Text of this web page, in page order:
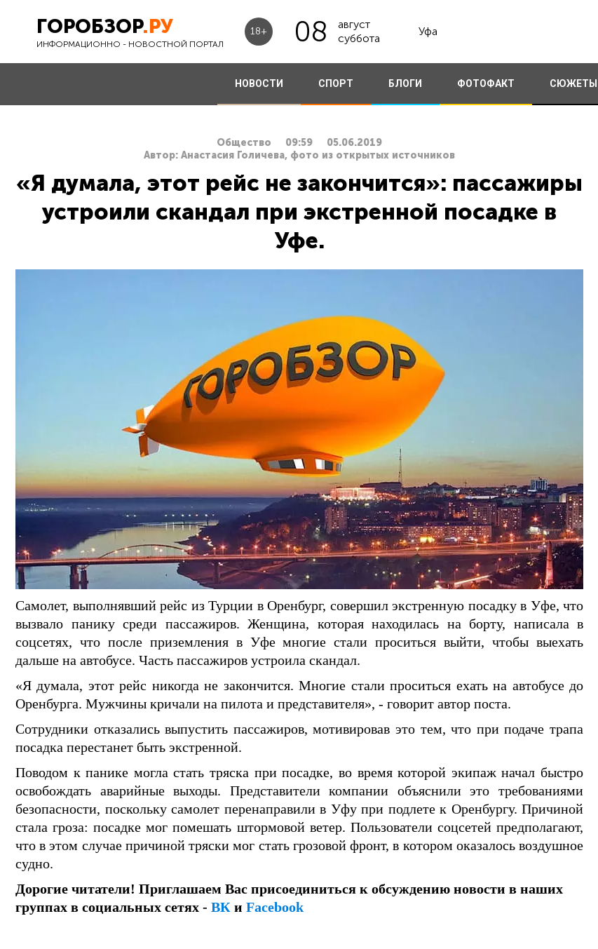
ГОРОБЗОР.РУ
ИНФОРМАЦИОННО - НОВОСТНОЙ ПОРТАЛ
18+ 08
август
суббота
Уфа
НОВОСТИ СПОРТ БЛОГИ ФОТОФАКТ СЮЖЕТЫ
Общество 09:59
05.06.2019
Автор: Анастасия Голичева, фото из открытых источников
«Я думала, этот рейс не закончится»: пассажиры
устроили скандал при экстренной посадке в
Уфе.
Самолет, выполнявший рейс из Турции в Оренбург, совершил экстренную посадку в Уфе, что
вызвало панику среди пассажиров. Женщина, которая находилась на борту, написала в
соцсетях, что после приземления в Уфе многие стали проситься выйти, чтобы выехать
дальше на автобусе. Часть пассажиров устроила скандал.
«Я думала, этот рейс никогда не закончится. Многие стали проситься ехать на автобусе до
Оренбурга. Мужчины кричали на пилота и представителя», - говорит автор поста.
Сотрудники отказались выпустить пассажиров, мотивировав это тем, что при подаче трапа
посадка перестанет быть экстренной.
Поводом к панике могла стать тряска при посадке, во время которой экипаж начал быстро
освобождать аварийные выходы. Представители компании объяснили это требованиями
безопасности, поскольку самолет перенаправили в Уфу при подлете к Оренбургу. Причиной
стала гроза: посадке мог помешать штормовой ветер. Пользователи соцсетей предполагают,
что в этом случае причиной тряски мог стать грозовой фронт, в котором оказалось воздушное
судно.
Дорогие читатели! Приглашаем Вас присоединиться к обсуждению новости в наших
группах в социальных сетях - ВК и Facebook